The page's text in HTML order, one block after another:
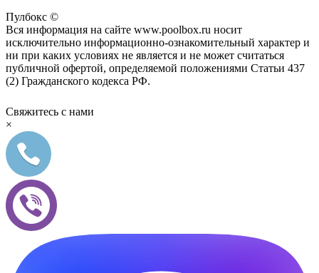
Пулбокс ©
Вся информация на сайте www.poolbox.ru носит
исключительно информационно-ознакомительный характер и
ни при каких условиях не является и не может считаться
публичной офертой, определяемой положениями Статьи 437
(2) Гражданского кодекса РФ.
Свяжитесь с нами
×